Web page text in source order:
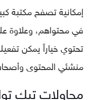
إمكانية تصفح مكتبة
في محتواهم، وعلاوة
تحتوي خياراً يمكن
منشئي المحتوى
محاولات تيك